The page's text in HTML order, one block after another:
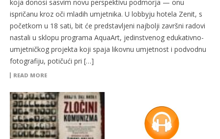
koja donosi sasvim novu perspektivu podmorja — onu
ispričanu kroz oči mladih umjetnika. U lobbyju hotela Zenit, s
početkom u 18 sati, bit će predstavljeni najbolji završni radovi
nastali u sklopu programa AquaArt, jedinstvenog edukativno-
umjetničkog projekta koji spaja likovnu umjetnost i podvodnu
fotografiju, potičući pri […]
READ MORE